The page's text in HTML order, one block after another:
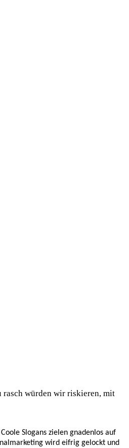
rasch würden wir riskieren, mit
Slogans zielen gnadenlos auf
wird eifrig gelockt und